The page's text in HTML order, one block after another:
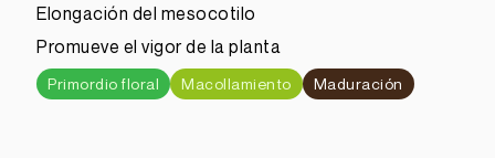
Elongación del mesocotilo
Promueve el vigor de la planta
Primordio floral Macollamiento Maduración